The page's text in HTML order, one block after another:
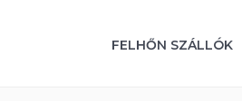
FELHŐN SZÁLLÓK